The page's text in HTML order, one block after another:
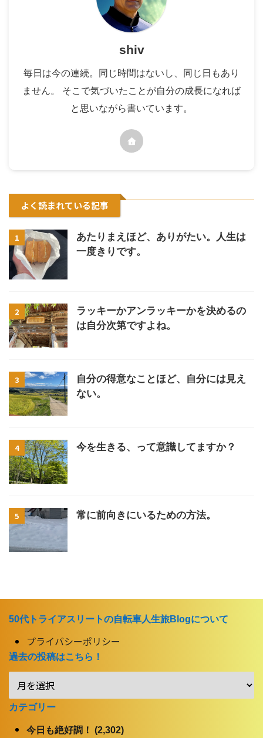
shiv
毎日は今の連続。同じ時間はないし、同じ日もあり
ません。 そこで気づいたことが自分の成長になれば
と思いながら書いています。
よく読まれている記事
1
あたりまえほど、ありがたい。人生は
一度きりです。
2
ラッキーかアンラッキーかを決めるの
は自分次第ですよね。
3
自分の得意なことほど、自分には見え
ない。
4 今を生きる、って意識してますか？
5 常に前向きにいるための方法。
50代トライアスリートの自転車人生旅Blogについて
プライバシーポリシー
過去の投稿はこちら！
カテゴリー
今日も絶好調！ (2,302)